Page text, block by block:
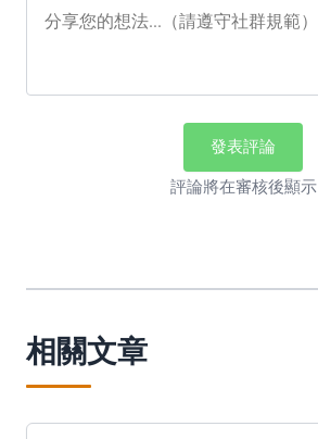
發表評論
評論將在審核後顯示
相關文章